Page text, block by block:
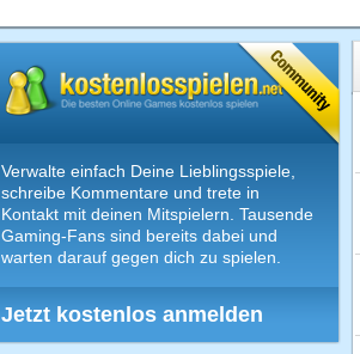
Verwalte einfach Deine Lieblingsspiele,
schreibe Kommentare und trete in
Kontakt mit deinen Mitspielern. Tausende
Gaming-Fans sind bereits dabei und
warten darauf gegen dich zu spielen.
Jetzt kostenlos anmelden